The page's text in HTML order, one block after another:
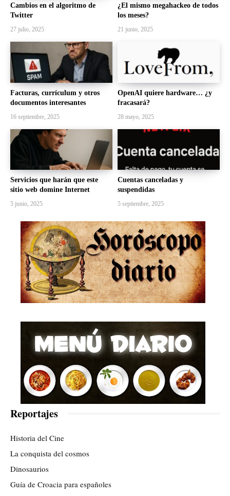
Cambios en el algoritmo de
Twitter
27 julio, 2025
¿El mismo megahackeo de todos
los meses?
21 junio, 2025
Facturas, currículum y otros
documentos interesantes
16 septiembre, 2025
OpenAI quiere hardware… ¿y
fracasará?
28 mayo, 2025
Servicios que harán que este
sitio web domine Internet
5 junio, 2025
Cuentas canceladas y
suspendidas
5 septiembre, 2025
Reportajes
Historia del Cine
La conquista del cosmos
Dinosaurios
Guía de Croacia para españoles